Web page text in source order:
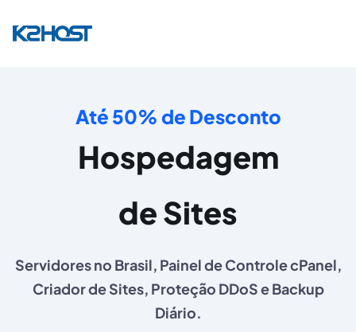
Até 50% de Desconto
Hospedagem
de Sites
Servidores no Brasil, Painel de Controle cPanel,
Criador de Sites, Proteção DDoS e Backup
Diário.